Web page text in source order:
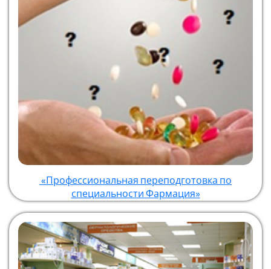
«Профессиональная переподготовка по
специальности Фармация»